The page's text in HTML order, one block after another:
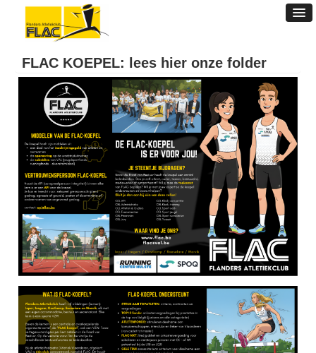
FLAC KOEPEL: lees hier onze folder